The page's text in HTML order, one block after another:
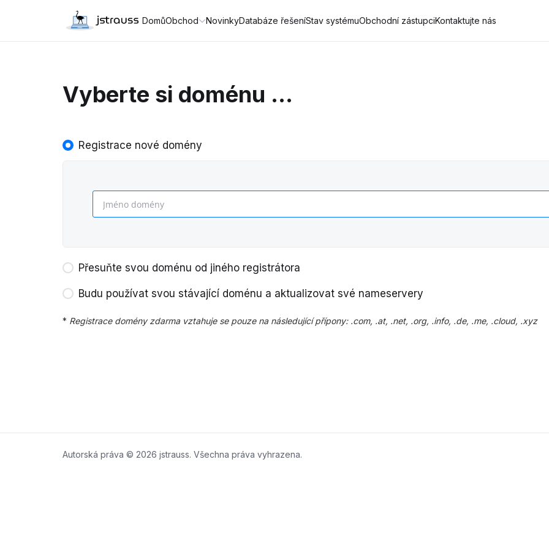
DomůObchod NovinkyDatabáze řešeníStav systémuObchodní zástupciKontaktujte nás
Vyberte si doménu ...
Registrace nové domény
Přesuňte svou doménu od jiného registrátora
Budu používat svou stávající doménu a aktualizovat své nameservery
* Registrace domény zdarma vztahuje se pouze na následující přípony: .com, .at, .net, .org, .info, .de, .me, .cloud, .xyz
Autorská práva © 2026 jstrauss. Všechna práva vyhrazena.